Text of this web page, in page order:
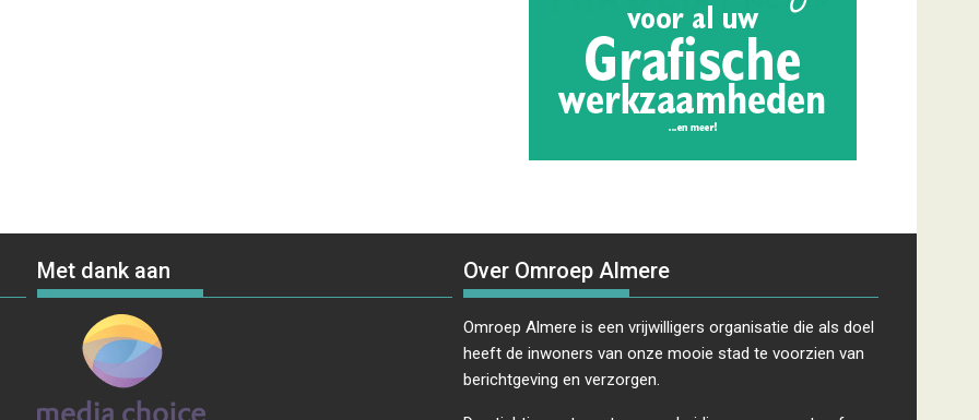
Met dank aan Over Omroep Almere
Omroep Almere is een vrijwilligers organisatie die als doel
heeft de inwoners van onze mooie stad te voorzien van
berichtgeving en verzorgen.